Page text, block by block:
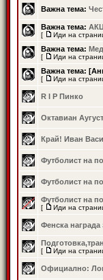
Важна тема:
Важна тема:
[ Иди на
Важна тема:
[ Иди на
Важна тема:
[ Иди на
R I P Пинко
Октавиан
Край! Иван
Футболист на
Футболист на
Футболист на
[ Иди на
Фенска
[ Иди на
Официално: